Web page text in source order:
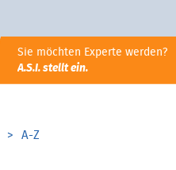
Sie möchten Experte werden?
A.S.I. stellt ein.
A-Z